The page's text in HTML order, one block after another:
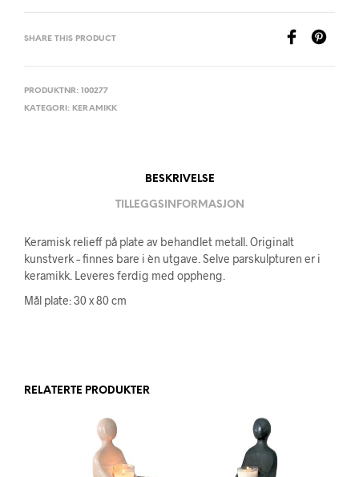
SHARE THIS PRODUCT
PRODUKTNR: 100277
KATEGORI: KERAMIKK
BESKRIVELSE
TILLEGGSINFORMASJON
Keramisk relieff på plate av behandlet metall. Originalt
kunstverk – finnes bare i èn utgave. Selve parskulpturen er i
keramikk. Leveres ferdig med oppheng.
Mål plate: 30 x 80 cm
RELATERTE PRODUKTER